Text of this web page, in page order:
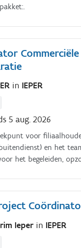
Commerciële
in IEPER
5 aug. 2026
voor
en het
het begeleiden,
en dat alle data
up
Ieper in IEPER